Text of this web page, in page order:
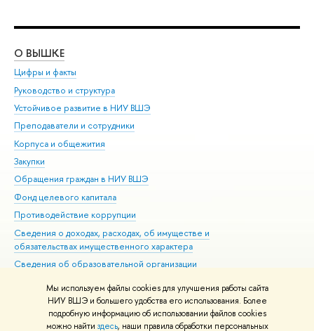
Мы используем файлы cookies для улучшения работы сайта
НИУ ВШЭ и большего удобства его использования. Более
подробную информацию об использовании файлов cookies
можно найти здесь, наши правила обработки персональных
О ВЫШКЕ
Цифры и факты
Руководство и структура
Устойчивое развитие в НИУ ВШЭ
Преподаватели и сотрудники
Корпуса и общежития
Закупки
Обращения граждан в НИУ ВШЭ
Фонд целевого капитала
Противодействие коррупции
Сведения о доходах, расходах, об имуществе и
обязательствах имущественного характера
Сведения об образовательной организации
Людям с ограниченными возможностями здоровья
Единая платежная страница
Работа в Вышке